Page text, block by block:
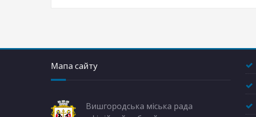
Мапа сайту
Вишгородська міська рада